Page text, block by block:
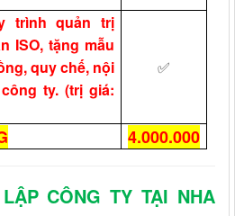
trình quản trị
ISO, tặng mẫu
quy chế, nội
ty. (trị giá:
✅
4.000.000
CÔNG TY TẠI NHA